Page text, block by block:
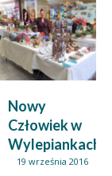
Nowy
Człowiek w
Wylepiankach
19 września 2016